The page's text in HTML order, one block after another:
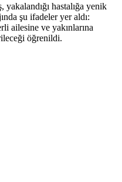
hastalığa yenik
şu ifadeler yer aldı:
ailesine ve yakınlarına
öğrenildi.